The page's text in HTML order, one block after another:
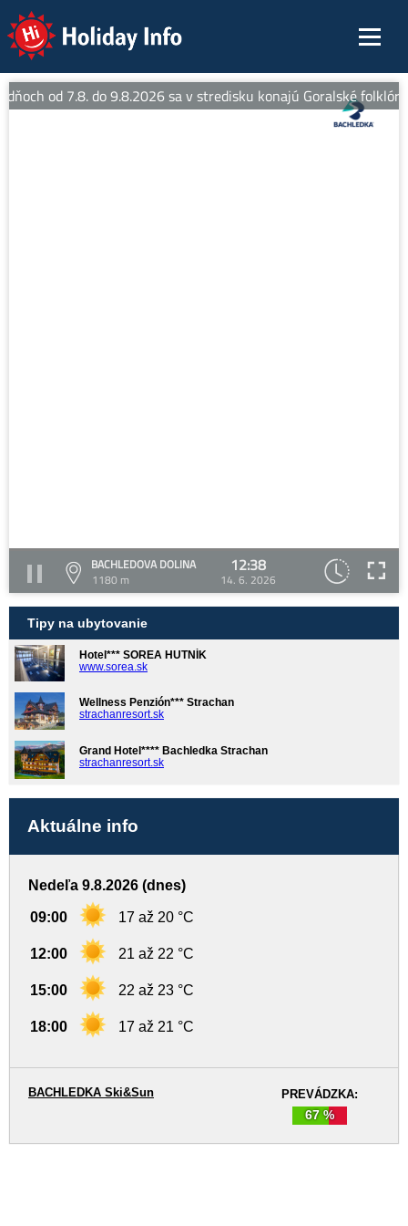
Holiday Info
od 7.8. do 9.8.2026 sa v stredisku konajú Goralské
BACHLEDOVA DOLINA
1180 m
12:38
14. 6. 2026
Tipy na ubytovanie
Hotel*** SOREA HUTNÍK
www.sorea.sk
Wellness Penzión*** Strachan
strachanresort.sk
Grand Hotel**** Bachledka Strachan
strachanresort.sk
Aktuálne info
Nedeľa 9.8.2026 (dnes)
09:00 17 až 20 °C
12:00 21 až 22 °C
15:00 22 až 23 °C
18:00 17 až 21 °C
PREVÁDZKA:
67 %
BACHLEDKA Ski&Sun